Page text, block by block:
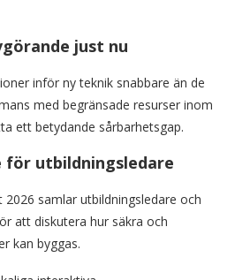
just nu
inför ny teknik snabbare än de
med begränsade resurser inom
ett betydande sårbarhetsgap.
utbildningsledare
2026 samlar utbildningsledare och
att diskutera hur säkra och
kan byggas.